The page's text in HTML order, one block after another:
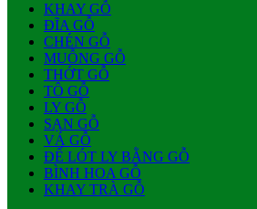
KHAY GỖ
ĐĨA GỖ
CHÉN GỖ
MUỖNG GỖ
THỚT GỖ
TÔ GỖ
LY GỖ
SẠN GỖ
VÁ GỖ
ĐẾ LÓT LY BẰNG GỖ
BÌNH HOA GỖ
KHAY TRÀ GỖ